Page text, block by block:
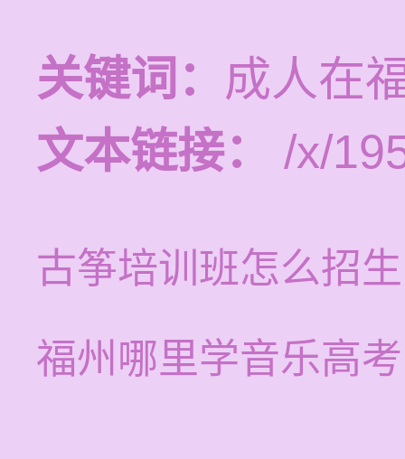
关键词： 成人在
文本链接：
/x/
古筝培训班怎么招生
福州哪里学音乐高